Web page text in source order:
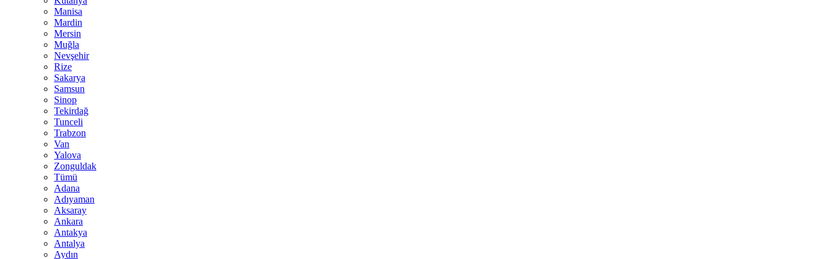
Manisa
Mardin
Mersin
Muğla
Nevşehir
Rize
Sakarya
Samsun
Sinop
Tekirdağ
Tunceli
Trabzon
Van
Yalova
Zonguldak
Tümü
Adana
Adıyaman
Aksaray
Ankara
Antakya
Antalya
Aydın